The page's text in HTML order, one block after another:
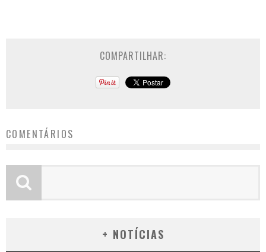
COMPARTILHAR:
COMENTÁRIOS
+ NOTÍCIAS